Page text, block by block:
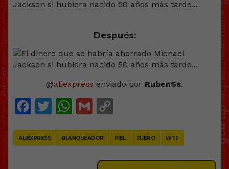
Después:
@aliexpress enviado por RubenSs.
Facebook
Twitter
WhatsApp
Gmail
ALIEXPRESS BLANQUEADOR PIEL SUERO WTF